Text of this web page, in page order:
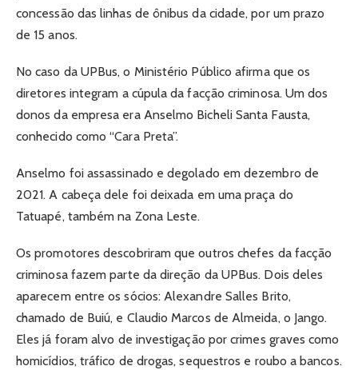
concessão das linhas de ônibus da cidade, por um prazo
de 15 anos.
No caso da UPBus, o Ministério Público afirma que os
diretores integram a cúpula da facção criminosa. Um dos
donos da empresa era Anselmo Bicheli Santa Fausta,
conhecido como “Cara Preta”.
Anselmo foi assassinado e degolado em dezembro de
2021. A cabeça dele foi deixada em uma praça do
Tatuapé, também na Zona Leste.
Os promotores descobriram que outros chefes da facção
criminosa fazem parte da direção da UPBus. Dois deles
aparecem entre os sócios: Alexandre Salles Brito,
chamado de Buiú, e Claudio Marcos de Almeida, o Jango.
Eles já foram alvo de investigação por crimes graves como
homicídios, tráfico de drogas, sequestros e roubo a bancos.